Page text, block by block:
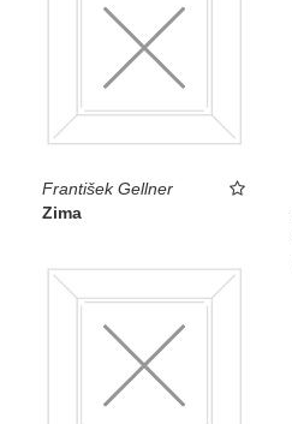
František Gellner
Zima